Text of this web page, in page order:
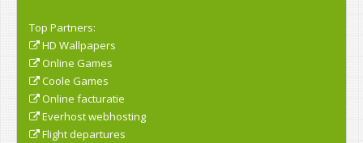
Top Partners:
HD Wallpapers
Online Games
Coole Games
Online facturatie
Everhost webhosting
Flight departures